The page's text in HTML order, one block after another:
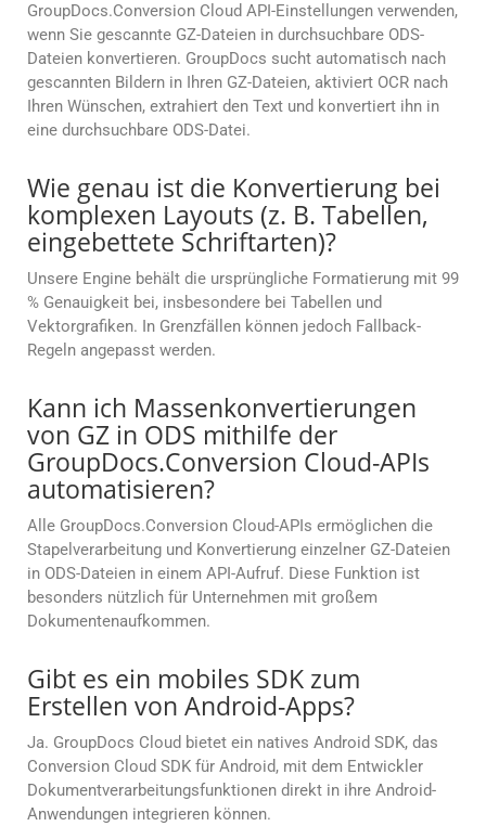
GroupDocs.Conversion Cloud API-Einstellungen verwenden,
wenn Sie gescannte GZ-Dateien in durchsuchbare ODS-
Dateien konvertieren. GroupDocs sucht automatisch nach
gescannten Bildern in Ihren GZ-Dateien, aktiviert OCR nach
Ihren Wünschen, extrahiert den Text und konvertiert ihn in
eine durchsuchbare ODS-Datei.
Wie genau ist die Konvertierung bei
komplexen Layouts (z. B. Tabellen,
eingebettete Schriftarten)?
Unsere Engine behält die ursprüngliche Formatierung mit 99
% Genauigkeit bei, insbesondere bei Tabellen und
Vektorgrafiken. In Grenzfällen können jedoch Fallback-
Regeln angepasst werden.
Kann ich Massenkonvertierungen
von GZ in ODS mithilfe der
GroupDocs.Conversion Cloud-APIs
automatisieren?
Alle GroupDocs.Conversion Cloud-APIs ermöglichen die
Stapelverarbeitung und Konvertierung einzelner GZ-Dateien
in ODS-Dateien in einem API-Aufruf. Diese Funktion ist
besonders nützlich für Unternehmen mit großem
Dokumentenaufkommen.
Gibt es ein mobiles SDK zum
Erstellen von Android-Apps?
Ja. GroupDocs Cloud bietet ein natives Android SDK, das
Conversion Cloud SDK für Android, mit dem Entwickler
Dokumentverarbeitungsfunktionen direkt in ihre Android-
Anwendungen integrieren können.